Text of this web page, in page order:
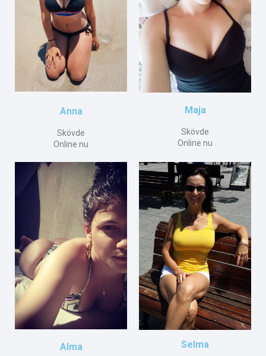
Anna
Skövde
Online nu
Maja
Skövde
Online nu
Alma Selma